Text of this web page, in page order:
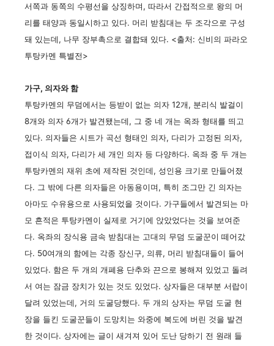
서쪽과 동쪽의 수평선을 상징하며, 따라서 간접적으로 왕의 머
리를 태양과 동일시하고 있다. 머리 받침대는 두 조각으로 구성
돼 있는데, 나무 장부촉으로 결합돼 있다. <출처: 신비의 파라오
투탕카멘 특별전>
가구, 의자와 함
투탕카멘의 무덤에서는 등받이 없는 의자 12개, 분리식 발걸이
8개와 의자 6개가 발견됐는데, 그 중 네 개는 옥좌 형태를 띄고
있다. 의자들은 시트가 곡선 형태인 의자, 다리가 고정된 의자,
접이식 의자, 다리가 세 개인 의자 등 다양하다. 옥좌 중 두 개는
투탕카멘의 재위 초에 제작된 것인데, 성인용 크기로 만들어졌
다. 그 밖에 다른 의자들은 아동용이며, 특히 조그만 긴 의자는
아마도 수유용으로 사용되었을 것이다. 가구들에서 발견되는 마
모 흔적은 투탕카멘이 실제로 거기에 앉았었다는 것을 보여준
다. 옥좌의 장식용 금속 받침대는 고대의 무덤 도굴꾼이 떼어갔
다. 50여개의 함에는 각종 장신구, 의류, 머리 받침대들이 들어
있었다. 함은 두 개의 개폐용 단추와 끈으로 봉해져 있었고 돌려
서 여는 잠금 장치가 있는 것도 있었다. 상자들은 대부분 서랍이
달려 있었는데, 거의 도굴당했다. 두 개의 상자는 무덤 도굴 현
장을 들킨 도굴꾼들이 도망치는 와중에 복도에 버린 것을 발견
한 것이다. 상자에는 글이 새겨져 있어 도난 당하기 전 원래 들